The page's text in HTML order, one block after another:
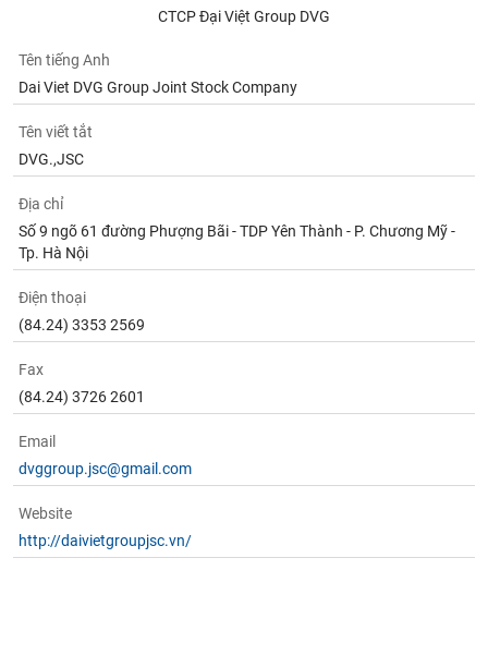
CTCP Đại Việt Group DVG
Tên tiếng Anh
Dai Viet DVG Group Joint Stock Company
Tên viết tắt
DVG.,JSC
Địa chỉ
Số 9 ngõ 61 đường Phượng Bãi - TDP Yên Thành - P. Chương Mỹ -
Tp. Hà Nội
Điện thoại
(84.24) 3353 2569
Fax
(84.24) 3726 2601
Email
dvggroup.jsc@gmail.com
Website
http://daivietgroupjsc.vn/